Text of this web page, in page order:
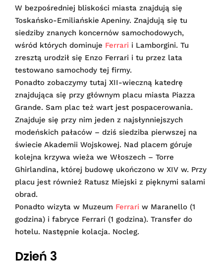
W bezpośredniej bliskości miasta znajdują się
Toskańsko-Emiliańskie Apeniny. Znajdują się tu
siedziby znanych koncernów samochodowych,
wśród których dominuje Ferrari i Lamborgini. Tu
zresztą urodził się Enzo Ferrari i tu przez lata
testowano samochody tej firmy.
Ponadto zobaczymy tutaj XII-wieczną katedrę
znajdująca się przy głównym placu miasta Piazza
Grande. Sam plac też wart jest pospacerowania.
Znajduje się przy nim jeden z najsłynniejszych
modeńskich pałaców – dziś siedziba pierwszej na
świecie Akademii Wojskowej. Nad placem góruje
kolejna krzywa wieża we Włoszech – Torre
Ghirlandina, której budowę ukończono w XIV w. Przy
placu jest również Ratusz Miejski z pięknymi salami
obrad.
Ponadto wizyta w Muzeum Ferrari w Maranello (1
godzina) i fabryce Ferrari (1 godzina). Transfer do
hotelu. Następnie kolacja. Nocleg.
Dzień 3